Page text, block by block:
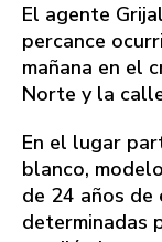
El agente
percance
mañana en el
Norte y la
En el lugar
blanco,
de 24 años de
determinadas